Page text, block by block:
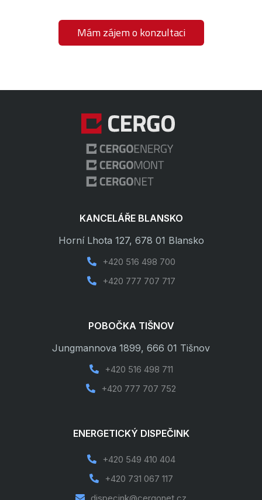
Mám zájem o konzultaci
KANCELÁŘE BLANSKO
Horní Lhota 127, 678 01 Blansko
 +420 516 498 700
 +420 777 707 717
POBOČKA TIŠNOV
Jungmannova 1899, 666 01 Tišnov
 +420 516 498 711
 +420 777 707 752
ENERGETICKÝ DISPEČINK
 +420 549 410 404
 +420 731 067 117
